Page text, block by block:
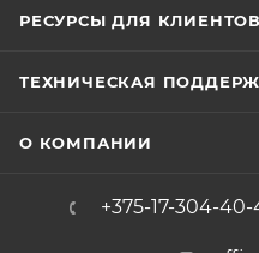
РЕСУРСЫ ДЛЯ КЛИЕНТОВ
ТЕХНИЧЕСКАЯ
О КОМПАНИИ
+375-17-304-